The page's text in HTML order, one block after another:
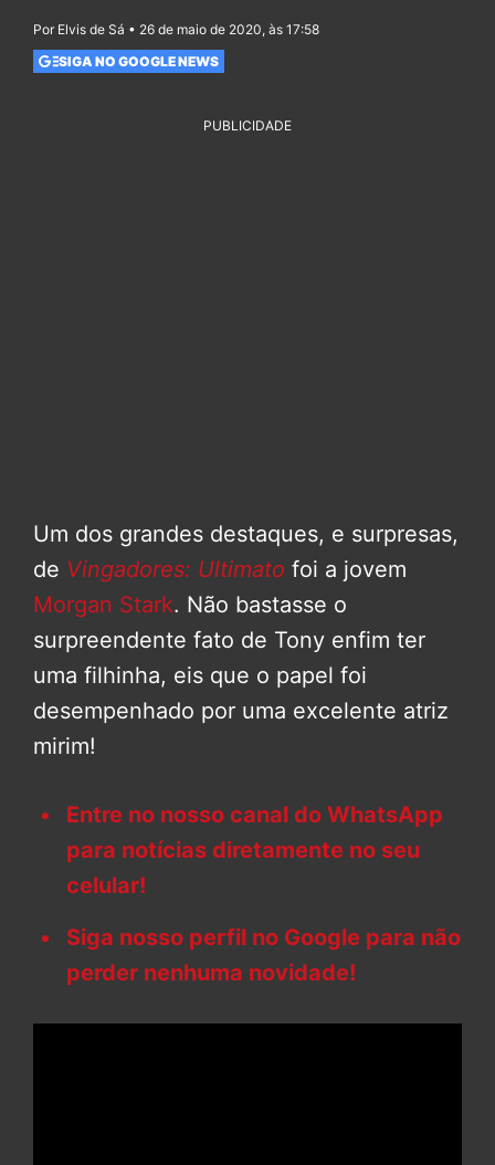
Por Elvis de Sá • 26 de maio de 2020, às 17:58
SIGA NO GOOGLE NEWS
PUBLICIDADE
Um dos grandes destaques, e surpresas,
de Vingadores: Ultimato foi a jovem
Morgan Stark. Não bastasse o
surpreendente fato de Tony enfim ter
uma filhinha, eis que o papel foi
desempenhado por uma excelente atriz
mirim!
Entre no nosso canal do WhatsApp
para notícias diretamente no seu
celular!
Siga nosso perfil no Google para não
perder nenhuma novidade!